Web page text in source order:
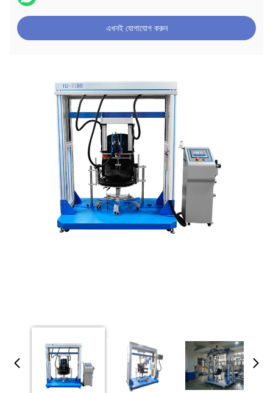
এখনই যোগাযোগ করুন